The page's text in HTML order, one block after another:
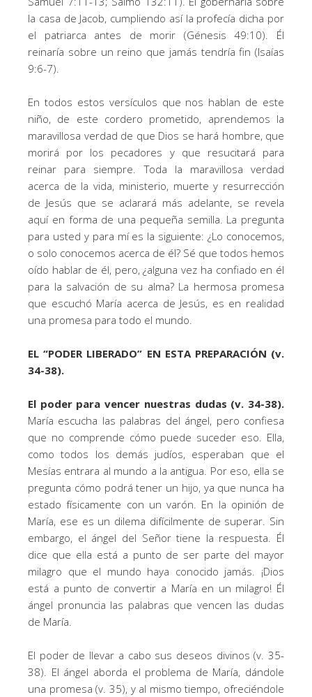
la casa de Jacob, cumpliendo así la profecía dicha por
el patriarca antes de morir (Génesis 49:10). Él
reinaría sobre un reino que jamás tendría fin (Isaías
9:6-7).
En todos estos versículos que nos hablan de este
niño, de este cordero prometido, aprendemos la
maravillosa verdad de que Dios se hará hombre, que
morirá por los pecadores y que resucitará para
reinar para siempre. Toda la maravillosa verdad
acerca de la vida, ministerio, muerte y resurrección
de Jesús que se aclarará más adelante, se revela
aquí en forma de una pequeña semilla. La pregunta
para usted y para mí es la siguiente: ¿Lo conocemos,
o solo conocemos acerca de él? Sé que todos hemos
oído hablar de él, pero, ¿alguna vez ha confiado en él
para la salvación de su alma? La hermosa promesa
que escuchó María acerca de Jesús, es en realidad
una promesa para todo el mundo.
EL “PODER LIBERADO” EN ESTA PREPARACIÓN (v.
34-38).
El poder para vencer nuestras dudas (v. 34-38).
María escucha las palabras del ángel, pero confiesa
que no comprende cómo puede suceder eso. Ella,
como todos los demás judíos, esperaban que el
Mesías entrara al mundo a la antigua. Por eso, ella se
pregunta cómo podrá tener un hijo, ya que nunca ha
estado físicamente con un varón. En la opinión de
María, ese es un dilema difícilmente de superar. Sin
embargo, el ángel del Señor tiene la respuesta. Él
dice que ella está a punto de ser parte del mayor
milagro que el mundo haya conocido jamás. ¡Dios
está a punto de convertir a María en un milagro! Él
ángel pronuncia las palabras que vencen las dudas
de María.
El poder de llevar a cabo sus deseos divinos (v. 35-
38). El ángel aborda el problema de María, dándole
una promesa (v. 35), y al mismo tiempo, ofreciéndole